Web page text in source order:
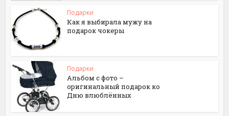
Подарки
Как я выбирала мужу на
подарок чокеры
Подарки
Альбом с фото –
оригинальный подарок ко
Дню влюблённых